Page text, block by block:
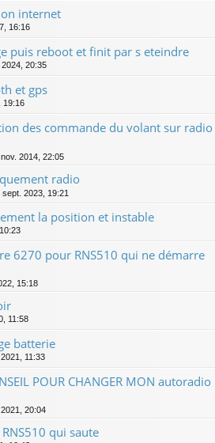
internet
16:16
puis reboot et finit par s eteindre
20:35
et gps
19:16
des commande du volant sur radio
2014, 22:05
radio
sept. 2023, 19:21
la position et instable
6270 pour RNS510 qui ne démarre
15:18
11:58
batterie
11:33
POUR CHANGER MON autoradio
20:04
qui saute